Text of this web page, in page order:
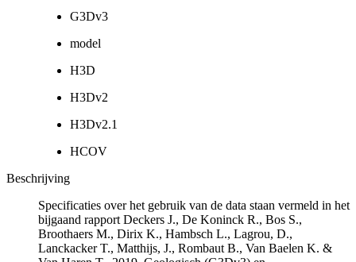
G3Dv3
model
H3D
H3Dv2
H3Dv2.1
HCOV
Beschrijving
Specificaties over het gebruik van de data staan vermeld in het
bijgaand rapport Deckers J., De Koninck R., Bos S.,
Broothaers M., Dirix K., Hambsch L., Lagrou, D.,
Lanckacker T., Matthijs, J., Rombaut B., Van Baelen K. &